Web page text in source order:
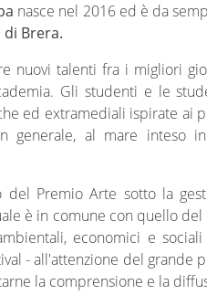
nasce nel 2016 ed è da
di Brera.
nuovi talenti fra i migliori
Gli studenti e le
ed extramediali ispirate ai
generale, al mare inteso
del Premio Arte sotto la
è in comune con quello del
economici e
- all'attenzione del grande
la comprensione e la